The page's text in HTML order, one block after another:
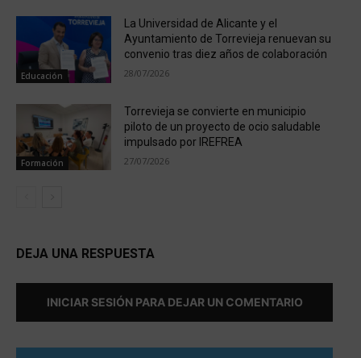
Educación
La Universidad de Alicante y el
Ayuntamiento de Torrevieja renuevan su
convenio tras diez años de colaboración
28/07/2026
Formación
Torrevieja se convierte en municipio
piloto de un proyecto de ocio saludable
impulsado por IREFREA
27/07/2026
DEJA UNA RESPUESTA
INICIAR SESIÓN PARA DEJAR UN COMENTARIO